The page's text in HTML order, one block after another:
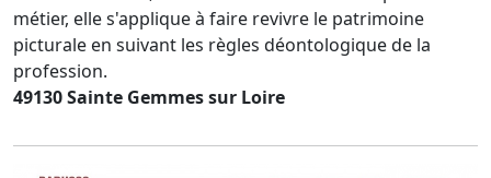
métier, elle s'applique à faire revivre le patrimoine
picturale en suivant les règles déontologique de la
profession.
49130 Sainte Gemmes sur Loire